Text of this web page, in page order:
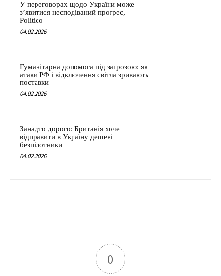
У переговорах щодо України може
з’явитися несподіваний прогрес, –
Politico
04.02.2026
Гуманітарна допомога під загрозою: як
атаки РФ і відключення світла зривають
поставки
04.02.2026
Занадто дорого: Британія хоче
відправити в Україну дешеві
безпілотники
04.02.2026
0